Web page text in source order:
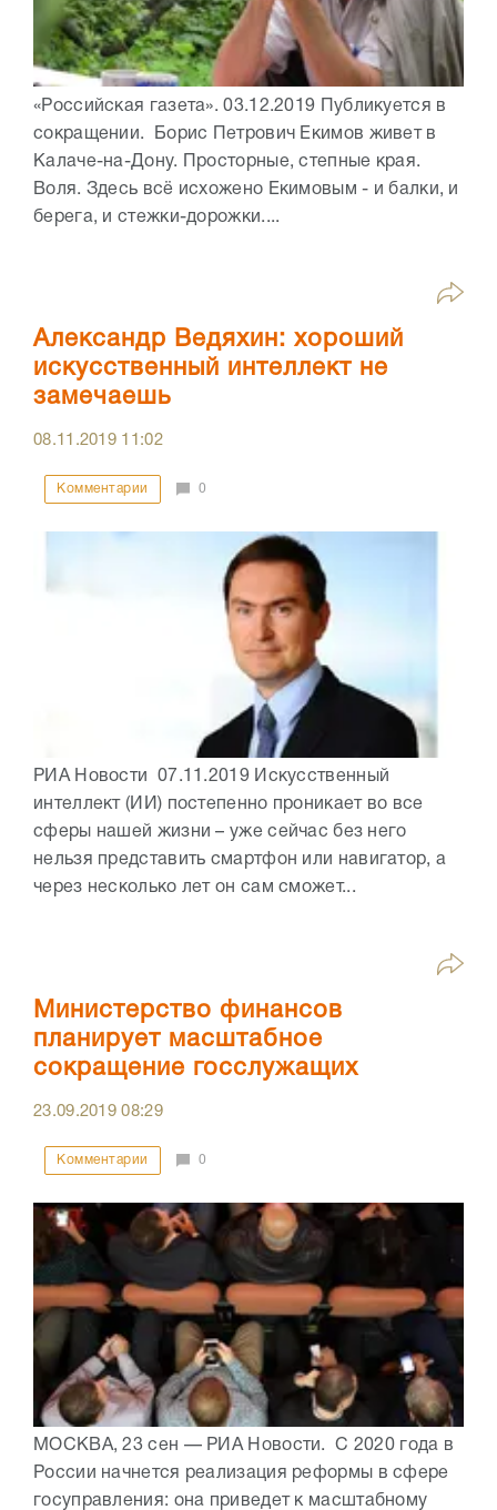
«Российская газета». 03.12.2019 Публикуется в
сокращении. Борис Петрович Екимов живет в
Калаче-на-Дону. Просторные, степные края.
Воля. Здесь всё исхожено Екимовым - и балки, и
берега, и стежки-дорожки....
Александр Ведяхин: хороший
искусственный интеллект не
замечаешь
08.11.2019 11:02
Комментарии 0
РИА Новости 07.11.2019 Искусственный
интеллект (ИИ) постепенно проникает во все
сферы нашей жизни – уже сейчас без него
нельзя представить смартфон или навигатор, а
через несколько лет он сам сможет...
Министерство финансов
планирует масштабное
сокращение госслужащих
23.09.201908:29
Комментарии 0
МОСКВА, 23 сен — РИА Новости. С 2020 года в
России начнется реализация реформы в сфере
госуправления: она приведет к масштабному